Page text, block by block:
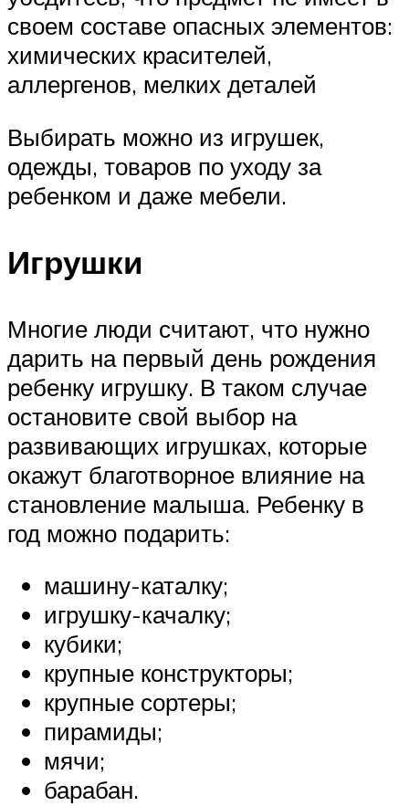
своем составе опасных элементов:
химических красителей,
аллергенов, мелких деталей
Выбирать можно из игрушек,
одежды, товаров по уходу за
ребенком и даже мебели.
Игрушки
Многие люди считают, что нужно
дарить на первый день рождения
ребенку игрушку. В таком случае
остановите свой выбор на
развивающих игрушках, которые
окажут благотворное влияние на
становление малыша. Ребенку в
год можно подарить:
машину-каталку;
игрушку-качалку;
кубики;
крупные конструкторы;
крупные сортеры;
пирамиды;
мячи;
барабан.